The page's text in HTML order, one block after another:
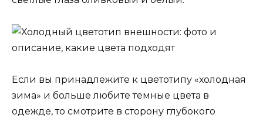
Если вы принадлежите к цветотипу «холодная
зима» и больше любите темные цвета в
одежде, то смотрите в сторону глубокого